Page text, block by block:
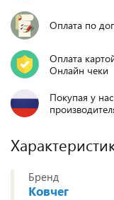
Оплата по
Оплата
Онлайн чеки
Покупая у
Бренд
Ковчег